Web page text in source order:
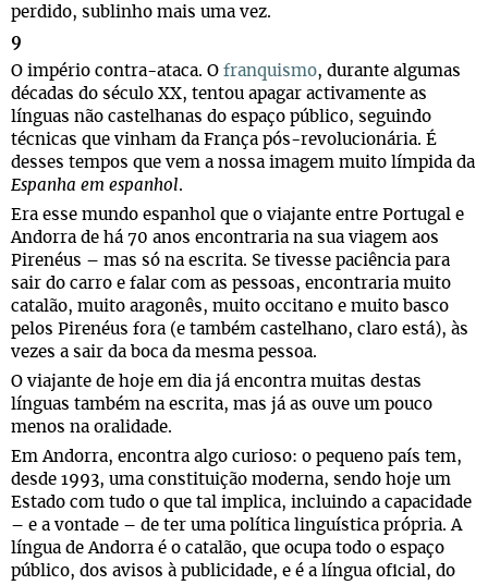
perdido, sublinho mais uma vez.
9
O império contra-ataca. O franquismo, durante algumas
décadas do século XX, tentou apagar activamente as
línguas não castelhanas do espaço público, seguindo
técnicas que vinham da França pós-revolucionária. É
desses tempos que vem a nossa imagem muito límpida da
Espanha em espanhol.
Era esse mundo espanhol que o viajante entre Portugal e
Andorra de há 70 anos encontraria na sua viagem aos
Pirenéus – mas só na escrita. Se tivesse paciência para
sair do carro e falar com as pessoas, encontraria muito
catalão, muito aragonês, muito occitano e muito basco
pelos Pirenéus fora (e também castelhano, claro está), às
vezes a sair da boca da mesma pessoa.
O viajante de hoje em dia já encontra muitas destas
línguas também na escrita, mas já as ouve um pouco
menos na oralidade.
Em Andorra, encontra algo curioso: o pequeno país tem,
desde 1993, uma constituição moderna, sendo hoje um
Estado com tudo o que tal implica, incluindo a capacidade
­– e a vontade – de ter uma política linguística própria. A
língua de Andorra é o catalão, que ocupa todo o espaço
público, dos avisos à publicidade, e é a língua oficial, do